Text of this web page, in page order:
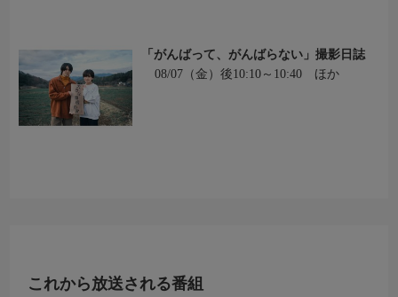
「がんばって、がんばらない」撮影日誌
08/07（金）後10:10～10:40 ほか
これから放送される番組